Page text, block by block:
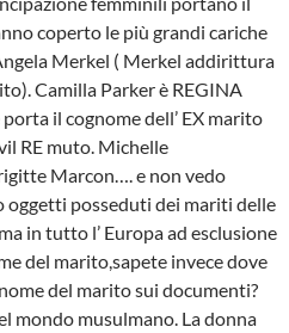
coperto le più grandi cariche
Merkel ( Merkel addirittura
Camilla Parker è REGINA
il cognome dell’ EX marito
RE muto. Michelle
Marcon…. e non vedo
oggetti posseduti dei mariti delle
in tutto l’ Europa ad esclusione
del marito,sapete invece dove
del marito sui documenti?
mondo musulmano. La donna